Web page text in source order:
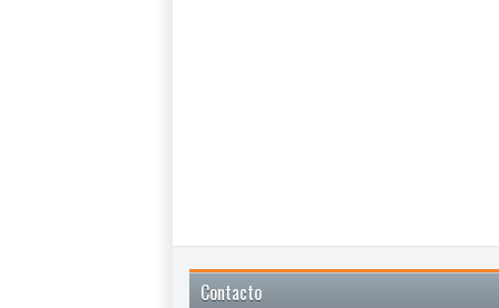
Contacto